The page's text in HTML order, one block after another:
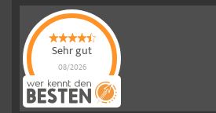
Sehr gut
08/2026
Schelkmann
Immobilienhat